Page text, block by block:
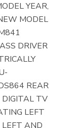
YEAR,
MODEL
DRIVER
REAR
TV
LEFT
AND